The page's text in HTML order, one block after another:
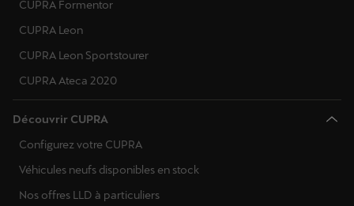
CUPRA Formentor
CUPRA Leon
CUPRA Leon Sportstourer
CUPRA Ateca 2020
Découvrir CUPRA
Configurez votre CUPRA
Véhicules neufs disponibles en stock
Nos offres LLD à particuliers